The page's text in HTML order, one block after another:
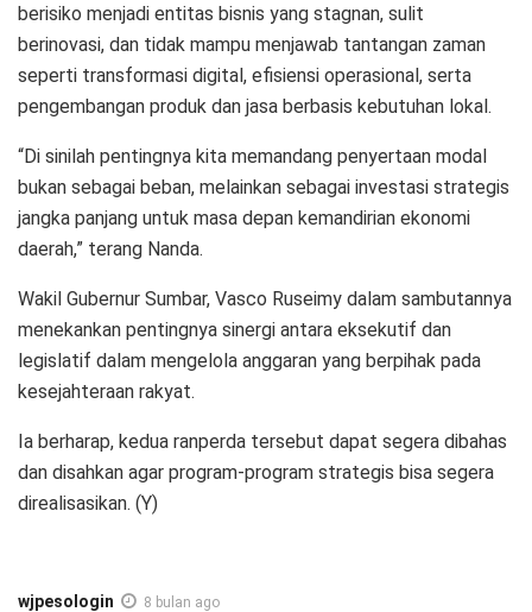
berisiko menjadi entitas bisnis yang stagnan, sulit
berinovasi, dan tidak mampu menjawab tantangan zaman
seperti transformasi digital, efisiensi operasional, serta
pengembangan produk dan jasa berbasis kebutuhan lokal.
“Di sinilah pentingnya kita memandang penyertaan modal
bukan sebagai beban, melainkan sebagai investasi strategis
jangka panjang untuk masa depan kemandirian ekonomi
daerah,” terang Nanda.
Wakil Gubernur Sumbar, Vasco Ruseimy dalam sambutannya
menekankan pentingnya sinergi antara eksekutif dan
legislatif dalam mengelola anggaran yang berpihak pada
kesejahteraan rakyat.
Ia berharap, kedua ranperda tersebut dapat segera dibahas
dan disahkan agar program-program strategis bisa segera
direalisasikan. (Y)
wjpesologin 8 bulan ago